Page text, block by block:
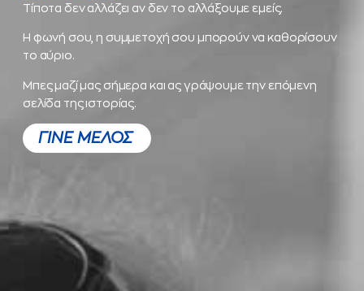
Τίποτα δεν αλλάζει αν δεν το αλλάξουμε εμείς.
Η φωνή σου, η συμμετοχή σου μπορούν να καθορίσουν
το αύριο.
Μπες μαζί μας σήμερα και ας γράψουμε την επόμενη
σελίδα της ιστορίας.
ΓΙΝΕ ΜΕΛΟΣ